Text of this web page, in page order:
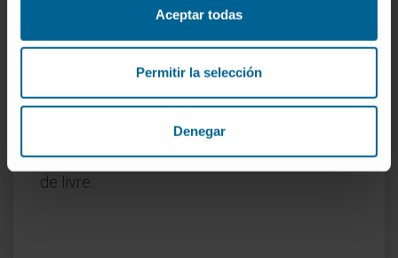
Aceptar todas
Permitir la selección
Denegar
situant dans le premier quartile de leur
domaine de spécialité et comprenant 17
publications dont elle est auteure. Ses articles
avec un indice h de 22. À cela s’ajoutent 21
articles non indexés dans l’ISI et sa
collaboration à la publication de 3 chapitres
de livre.